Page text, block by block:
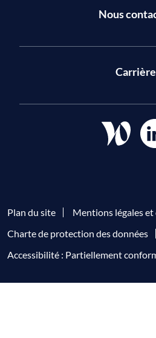
Nous
Carrière
Plan du site
Mentions légales
Charte de protection des données
Accessibilité : Partiellement